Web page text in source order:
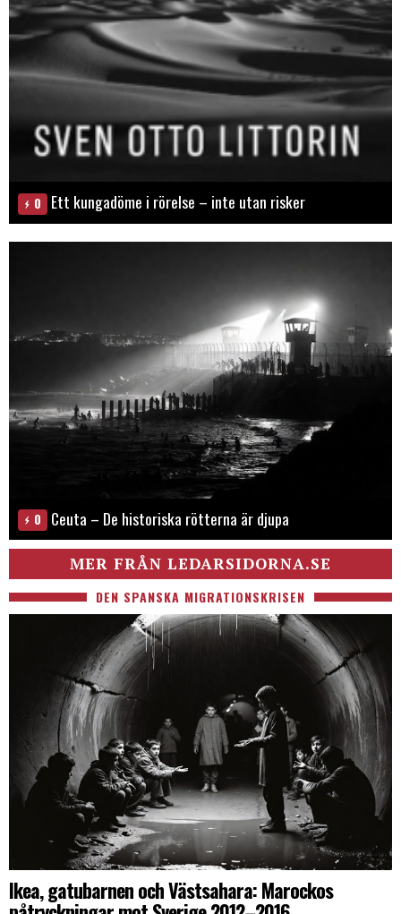
0 Ett kungadöme i rörelse – inte utan risker
0 Ceuta – De historiska rötterna är djupa
MER FRÅN LEDARSIDORNA.SE
DEN SPANSKA MIGRATIONSKRISEN
Ikea, gatubarnen och Västsahara: Marockos